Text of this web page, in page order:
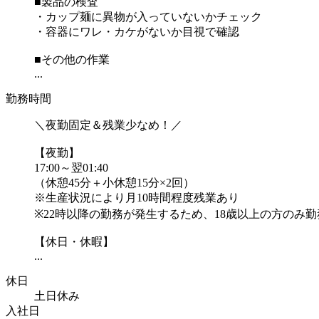
・カップ麺に異物が入っていないかチェック
・容器にワレ・カケがないか目視で確認
■その他の作業
...
勤務時間
＼夜勤固定＆残業少なめ！／
【夜勤】
17:00～翌01:40
（休憩45分＋小休憩15分×2回）
※生産状況により月10時間程度残業あり
※22時以降の勤務が発生するため、18歳以上の方のみ
【休日・休暇】
...
休日
土日休み
入社日